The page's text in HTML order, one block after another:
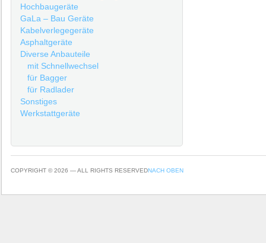
Hochbaugeräte
GaLa – Bau Geräte
Kabelverlegegeräte
Asphaltgeräte
Diverse Anbauteile
mit Schnellwechsel
für Bagger
für Radlader
Sonstiges
Werkstattgeräte
COPYRIGHT © 2026 — ALL RIGHTS RESERVEDNACH OBEN